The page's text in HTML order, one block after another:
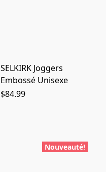
SELKIRK Joggers
Embossé Unisexe
$84.99
Nouveauté!